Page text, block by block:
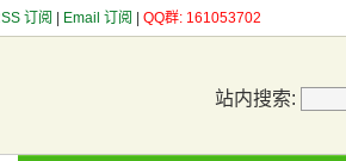
订阅 Email 订阅 QQ群: 161053702
站内搜索: